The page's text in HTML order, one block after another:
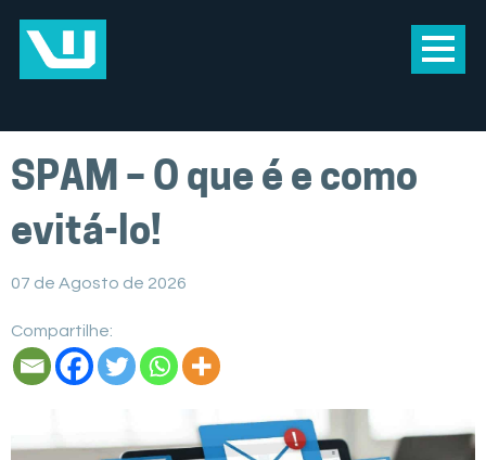
SPAM – O que é e como
evitá-lo!
07 de Agosto de 2026
Compartilhe: